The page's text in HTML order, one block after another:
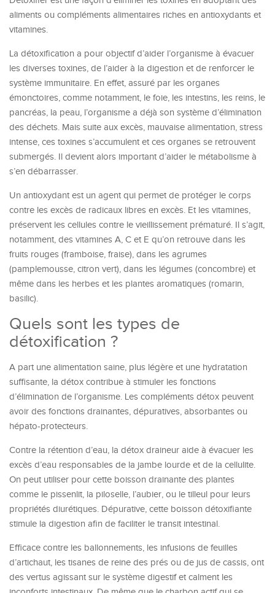
aliments ou compléments alimentaires riches en antioxydants et
vitamines.
La détoxification a pour objectif d’aider l’organisme à évacuer
les diverses toxines, de l’aider à la digestion et de renforcer le
système immunitaire. En effet, assuré par les organes
émonctoires, comme notamment, le foie, les intestins, les reins, le
pancréas, la peau, l’organisme a déjà son système d’élimination
des déchets. Mais suite aux excès, mauvaise alimentation, stress
intense, ces toxines s’accumulent et ces organes se retrouvent
submergés. Il devient alors important d’aider le métabolisme à
s’en débarrasser.
Un antioxydant est un agent qui permet de protéger le corps
contre les excès de radicaux libres en excès. Et les vitamines,
préservent les cellules contre le vieillissement prématuré. Il s’agit,
notamment, des vitamines A, C et E qu’on retrouve dans les
fruits rouges (framboise, fraise), dans les agrumes
(pamplemousse, citron vert), dans les légumes (concombre) et
même dans les herbes et les plantes aromatiques (romarin,
basilic).
Quels sont les types de
détoxification ?
A part une alimentation saine, plus légère et une hydratation
suffisante, la détox contribue à stimuler les fonctions
d’élimination de l’organisme. Les compléments détox peuvent
avoir des fonctions drainantes, dépuratives, absorbantes ou
hépato-protecteurs.
Contre la rétention d’eau, la détox draineur aide à évacuer les
excès d’eau responsables de la jambe lourde et de la cellulite.
On peut utiliser pour cette boisson drainante des plantes
comme le pissenlit, la piloselle, l’aubier, ou le tilleul pour leurs
propriétés diurétiques. Dépurative, cette boisson détoxifiante
stimule la digestion afin de faciliter le transit intestinal.
Efficace contre les ballonnements, les infusions de feuilles
d’artichaut, les tisanes de reine des prés ou de jus de cassis, ont
des vertus agissant sur le système digestif et calment les